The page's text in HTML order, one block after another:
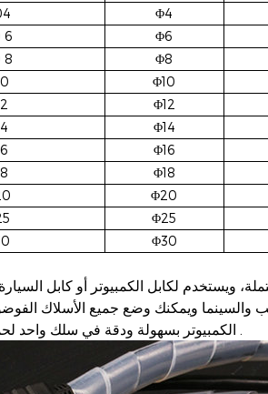
Φ4
6 Φ6
8 Φ8
Φ10
Φ12
Φ14
Φ16
Φ18
Φ20
Φ25
Φ30
ويمكنك وضع جميع الأسلاك